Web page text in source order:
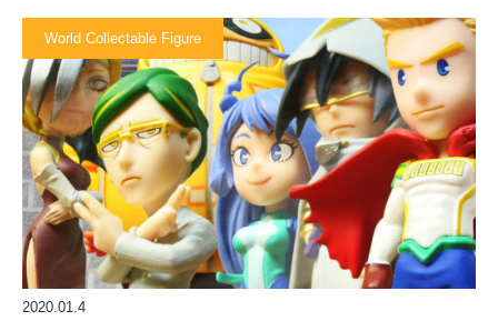
World Collectable Figure
2020.01.4